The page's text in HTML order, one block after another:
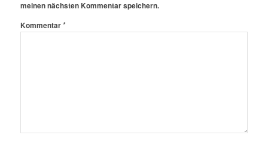
meinen nächsten Kommentar speichern.
Kommentar*